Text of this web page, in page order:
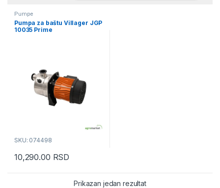
Pumpe
Pumpa za baštu Villager JGP
10035 Prime
SKU: 074498
10,290.00 RSD
Prikazan jedan rezultat